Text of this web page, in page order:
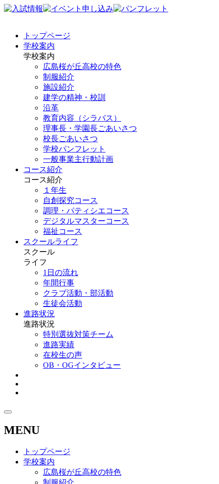
トップページ
学校案内
学校案内
広島桜が丘高校の特色
制服紹介
施設紹介
建学の精神・校訓
沿革
教育内容（シラバス）
理事長・学園長ごあいさつ
校長ごあいさつ
学校パンフレット
一般事業主行動計画
コース紹介
コース紹介
１年生
自創探究コース
調理・パティシエコース
デジタルマスターコース
福祉コース
スクールライフ
スクール
ライフ
1日の流れ
年間行事
クラブ活動・部活動
生徒会活動
進路状況
進路状況
特別選抜対策チーム
進路実績
在校生の声
OB・OGインタビュー
MENU
トップページ
学校案内
広島桜が丘高校の特色
制服紹介